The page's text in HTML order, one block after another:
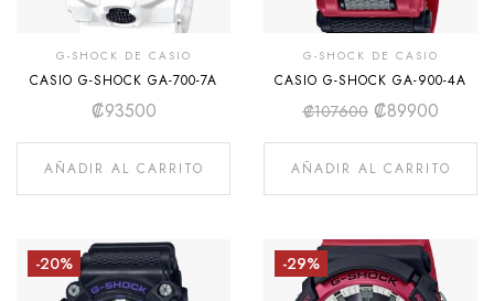
G-SHOCK DE CASIO
CASIO G-SHOCK GA-700-7A
₡93500
AÑADIR AL CARRITO
G-SHOCK DE CASIO
CASIO G-SHOCK GA-900-4A
₡107600 ₡89900
AÑADIR AL CARRITO
-20% -29%